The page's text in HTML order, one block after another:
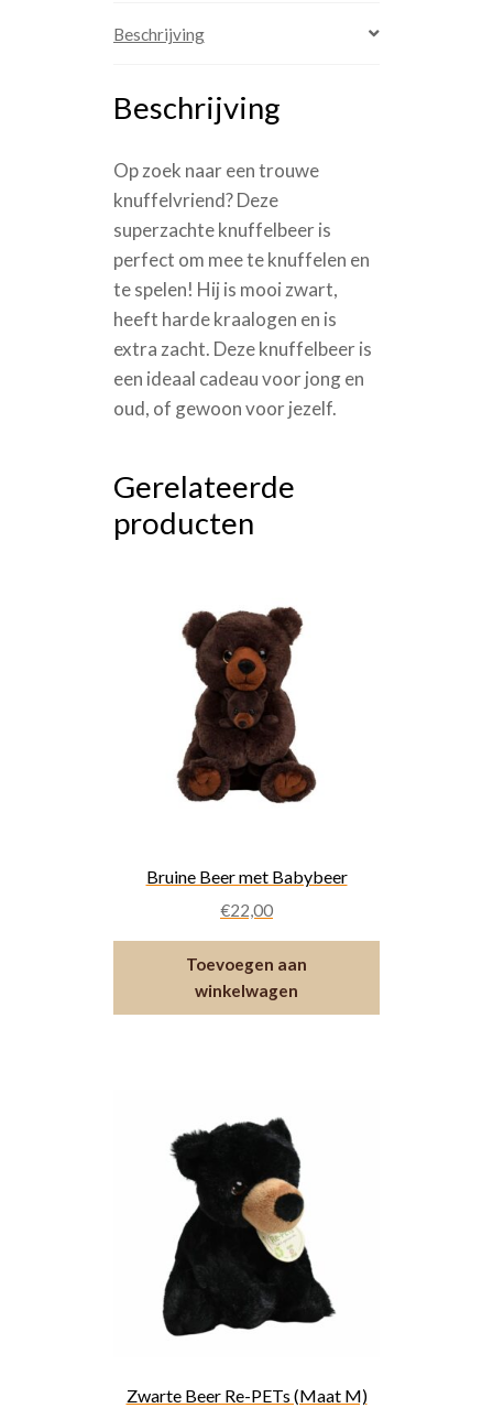
Beschrijving
Beschrijving
Op zoek naar een trouwe
knuffelvriend? Deze
superzachte knuffelbeer is
perfect om mee te knuffelen en
te spelen! Hij is mooi zwart,
heeft harde kraalogen en is
extra zacht. Deze knuffelbeer is
een ideaal cadeau voor jong en
oud, of gewoon voor jezelf.
Gerelateerde
producten
Bruine Beer met Babybeer
€22,00
Toevoegen aan
winkelwagen
Zwarte Beer Re-PETs (Maat M)